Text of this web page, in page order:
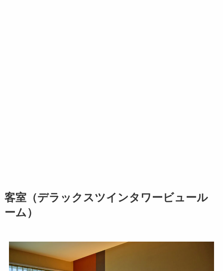
客室（デラックスツインタワービュール
ーム）